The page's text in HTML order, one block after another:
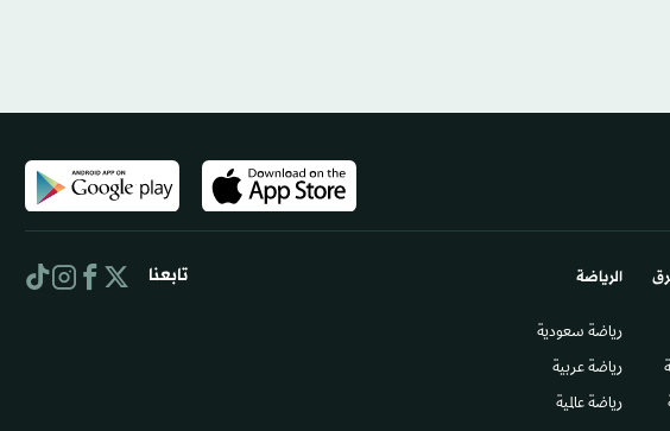
الرياضة
رياضة سعودية
رياضة عربية
رياضة عالمية
تابعنا